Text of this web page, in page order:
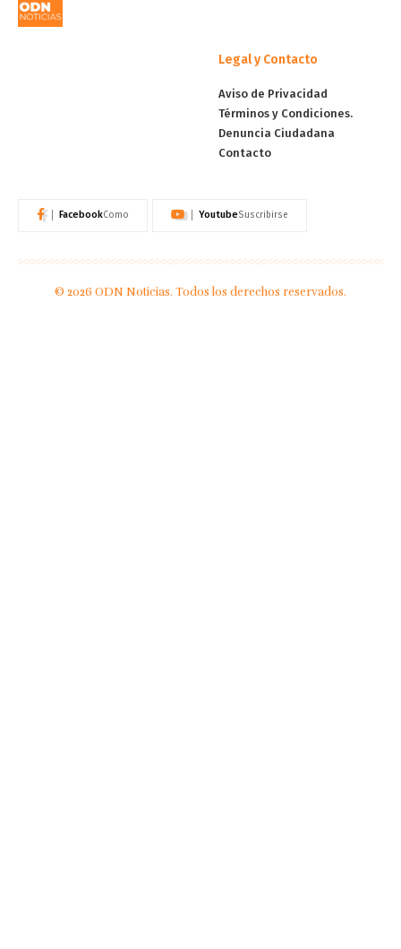
Legal y Contacto
Aviso de Privacidad
Términos y Condiciones.
Denuncia Ciudadana
Contacto
FacebookComo YoutubeSuscribirse
© 2026 ODN Noticias. Todos los derechos reservados.